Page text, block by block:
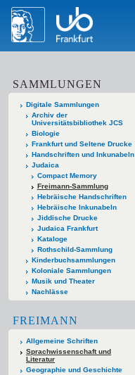
SAMMLUNGEN
Digitale Sammlungen
Archiv der
Universitätsbibliothek JCS
Biologie
Frankfurt und Seltene Drucke
Handschriften und Inkunabeln
Judaica
Compact Memory
Freimann-Sammlung
Hebräische Handschriften
Hebräische Inkunabeln
Jiddische Drucke
Judaica Frankfurt
Kataloge
Rothschild-Sammlung
Kinderbuchsammlungen
Koloniale Sammlungen
Musik und Theater
Nachlässe
FREIMANN
Allgemeine Schriften
Sprachwissenschaft und
Literatur
Geographie und Geschichte